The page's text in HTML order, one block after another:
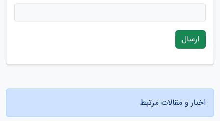
ارسال
اخبار و مقالات مرتبط